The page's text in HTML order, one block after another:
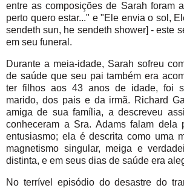
entre as composições de Sarah foram
perto quero estar..." e "Ele envia o sol,
sendeth sun, he sendeth shower] - este
em seu funeral.
Durante a meia-idade, Sarah sofreu
de saúde que seu pai também era
ter filhos aos 43 anos de idade, foi
marido, dos pais e da irmã. Richard
amiga de sua família, a descreveu
conheceram a Sra. Adams falam dela
entusiasmo; ela é descrita como uma
magnetismo singular, meiga e
distinta, e em seus dias de saúde era
No terrível episódio do desastre do